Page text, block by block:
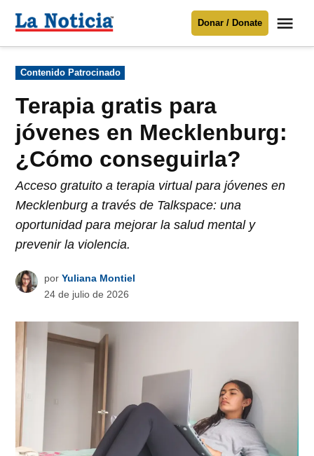
Para mantenerte informado necesitamos
Donar
contenido
Noticia
Donar / Donate
Publicado
en
Contenido Patrocinado
Terapia gratis para
jóvenes en Mecklenburg:
¿Cómo conseguirla?
Acceso gratuito a terapia virtual para jóvenes en
Mecklenburg a través de Talkspace: una
oportunidad para mejorar la salud mental y
prevenir la violencia.
por Yuliana Montiel
24 de julio de 2026